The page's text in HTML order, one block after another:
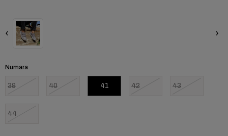
‹ ›
Numara
39 40 41 42 43
44